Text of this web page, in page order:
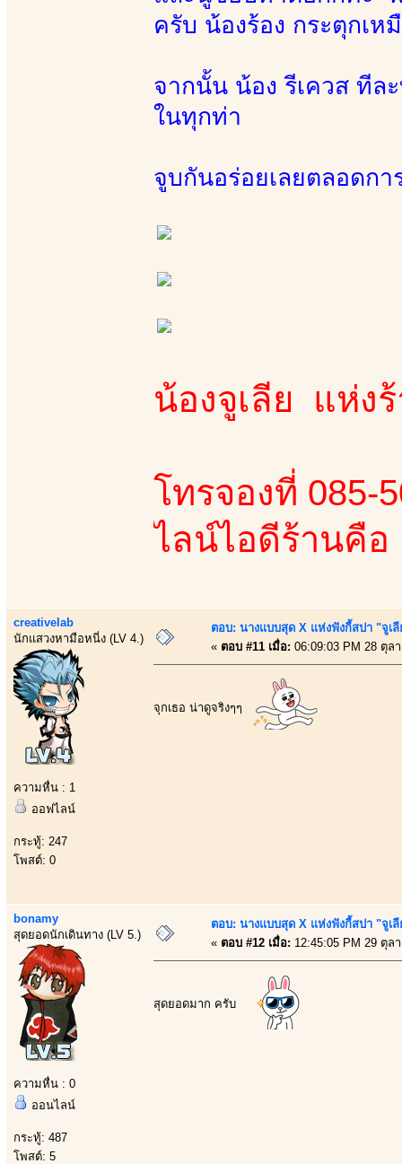
ครับ น้องร้อง กระตุกเห
จากนั้น น้อง รีเควส ที
ในทุกท่า
จูบกันอร่อยเลยตลอดก
น้องจูเลีย แห่ง
โทรจองที่ 085-
ไลน์ไอดีร้านคือ
creativelab
นักแสวงหามือหนี่ง (LV 4.)
ความหื่น : 1
ออฟไลน์
กระทู้: 247
โพสต์: 0
ตอบ: นางแบบสุด X แห่งฟังกี้สปา "จูเ
« ตอบ #11 เมื่อ: 06:09:03 PM 28 ตุล
จุกเธอ น่าดูจริงๆๆ
bonamy
สุดยอดนักเดินทาง (LV 5.)
ความหื่น : 0
ออนไลน์
กระทู้: 487
โพสต์: 5
ตอบ: นางแบบสุด X แห่งฟังกี้สปา "จูเ
« ตอบ #12 เมื่อ: 12:45:05 PM 29 ตุล
สุดยอดมาก ครับ